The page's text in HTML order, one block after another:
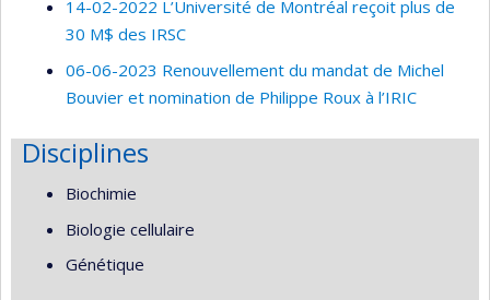
14-02-2022 L’Université de Montréal reçoit plus de
30 M$ des IRSC
06-06-2023 Renouvellement du mandat de Michel
Bouvier et nomination de Philippe Roux à l’IRIC
Disciplines
Biochimie
Biologie cellulaire
Génétique